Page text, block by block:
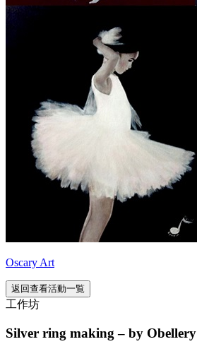
Oscary Art
返回查看活動一覧
工作坊
Silver ring making – by Obellery